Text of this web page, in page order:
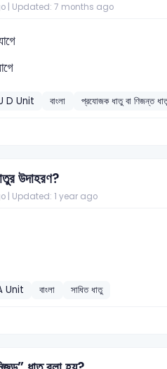
| Updated: 7 months ago
D Unit বাংলা প্রযোজক ধাতু বা ণিজন্ত
উদাহরণ?
| Updated: 1 year ago
Unit বাংলা সাধিত ধাতু